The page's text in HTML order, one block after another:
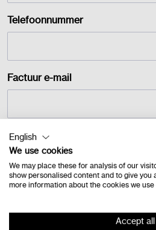
Telefoonnummer
Factuur e-mail
English
We use cookies
We may place these for analysis of our
show personalised content and to give you
more information about the cookies we use
Accept all